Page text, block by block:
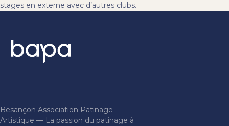
stages en externe avec d’autres clubs.
Besançon Association Patinage
Artistique — La passion du patinage à